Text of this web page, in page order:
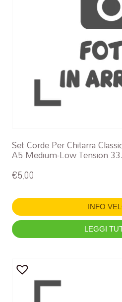
Set Corde Per Chitarra
A5 Medium-Low Tension
€5,00
INFO
LEGGI